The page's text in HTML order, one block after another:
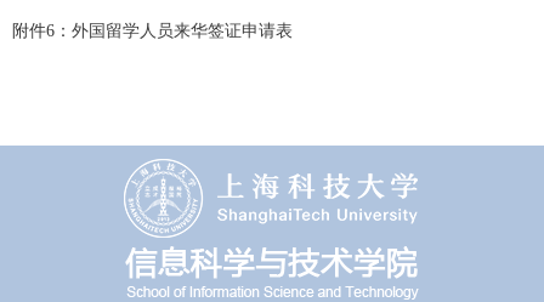
附件6： 外国留学人员来华签证申请表